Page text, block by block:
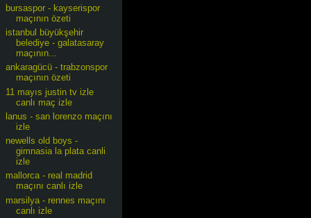
bursaspor - kayserispor
maçının özeti
istanbul büyükşehir
belediye - galatasaray
maçının...
ankaragücü - trabzonspor
maçının özeti
11 mayıs justin tv izle
canlı maç izle
lanus - san lorenzo maçını
izle
newells old boys -
gimnasia la plata canli
izle
mallorca - real madrid
maçını canlı izle
marsilya - rennes maçını
canlı izle